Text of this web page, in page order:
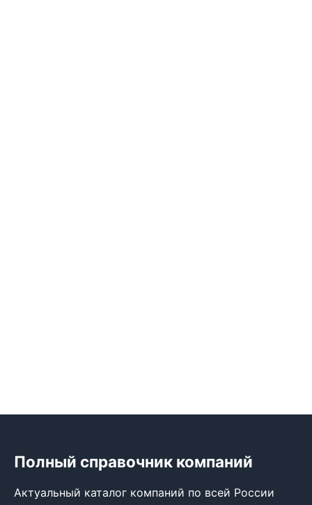
Полный справочник компаний
Актуальный каталог компаний по всей России